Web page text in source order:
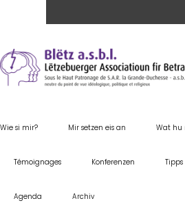
Wie si mir? Mir setzen eis an Wat hu
Témoignages Konferenzen Tipps
Agenda Archiv